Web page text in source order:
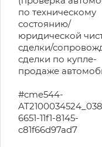
по техническому
состоянию/
юридической
сделки/
сделки по купле-
продаже
#cme544-
6651-11f1-8145-
c81f66d97ad7